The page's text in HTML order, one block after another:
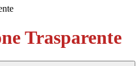
Trasparente